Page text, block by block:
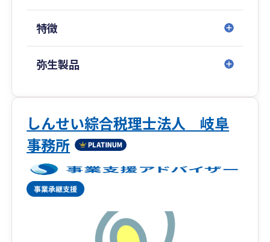
③創業期を徹底的にサポート
会社設立・個人事業の開業手続きから融資相談、
事業計画の策定まで、スタートアップ期を強力に
もちろん、日々の記帳や経理に関する素朴な疑問
にも、丁寧にお答えします。お客様が本業に専念
できる環境作りを、ぜひお手伝いさせてくださ
い。
岐阜県岐阜市を拠点に全国対応。
に対応させていただきます。
特徴
弥生製品
しんせい綜合税理士法人 岐阜
事務所